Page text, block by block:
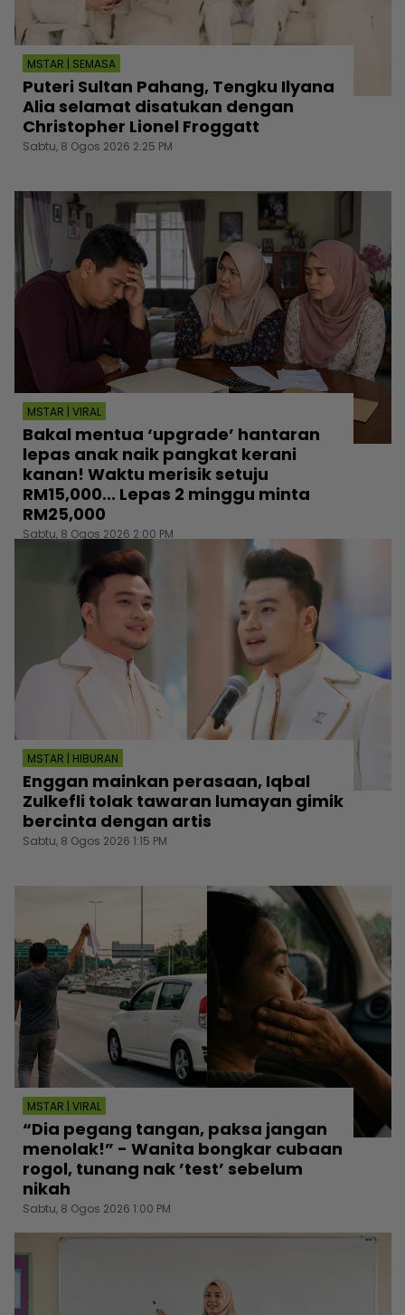
MSTAR | SEMASA
Puteri Sultan Pahang, Tengku Ilyana
Alia selamat disatukan dengan
Christopher Lionel Froggatt
Sabtu, 8 Ogos 2026 2:25 PM
MSTAR | VIRAL
Bakal mentua ‘upgrade’ hantaran
lepas anak naik pangkat kerani
kanan! Waktu merisik setuju
RM15,000... Lepas 2 minggu minta
RM25,000
Sabtu, 8 Ogos 2026 2:00 PM
MSTAR | HIBURAN
Enggan mainkan perasaan, Iqbal
Zulkefli tolak tawaran lumayan gimik
bercinta dengan artis
Sabtu, 8 Ogos 2026 1:15 PM
MSTAR | VIRAL
“Dia pegang tangan, paksa jangan
menolak!” - Wanita bongkar cubaan
rogol, tunang nak ’test’ sebelum
nikah
Sabtu, 8 Ogos 2026 1:00 PM